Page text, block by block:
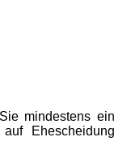
mindestens ein
Ehescheidung